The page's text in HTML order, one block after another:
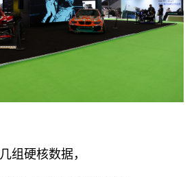
几组硬核数据，